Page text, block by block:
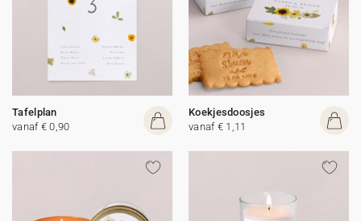
Tafelplan
vanaf € 0,90
Koekjesdoosjes
vanaf € 1,11